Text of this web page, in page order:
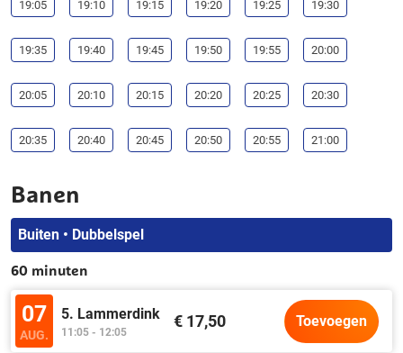
19:05 19:10 19:15 19:20 19:25 19:30
19:35 19:40 19:45 19:50 19:55 20:00
20:05 20:10 20:15 20:20 20:25 20:30
20:35 20:40 20:45 20:50 20:55 21:00
Banen
Buiten • Dubbelspel
60 minuten
07
AUG.
5. Lammerdink
11:05 - 12:05
€ 17,50 Toevoegen